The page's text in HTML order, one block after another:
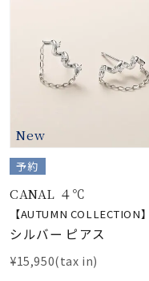
New
予約
CANAL ４℃
【AUTUMN COLLECTION】
シルバー ピアス
¥15,950(tax in)